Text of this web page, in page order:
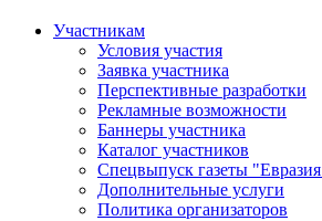
Участникам
Условия участия
Заявка участника
Перспективные разработки
Рекламные возможности
Баннеры участника
Каталог участников
Спецвыпуск газеты
Дополнительные услуги
Политика организаторов